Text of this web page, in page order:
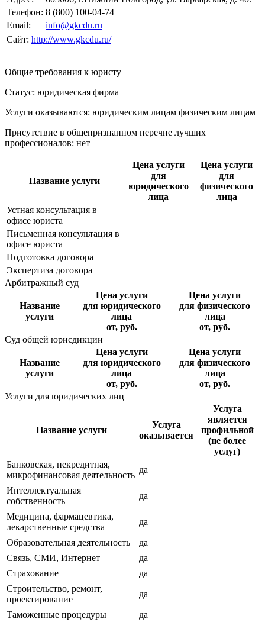
Телефон: 8 (800) 100-04-74
Email:
info@gkcdu.ru
Сайт: http://www.gkcdu.ru/
Общие требования к юристу
Статус: юридическая фирма
Услуги оказываются: юридическим лицам физическим лицам
Присутствие в общепризнанном перечне лучших
профессионалов: нет
Название услуги
Цена услуги
для
юридического
лица
Цена услуги
для
физического
лица
Устная консультация в
офисе юриста
Письменная консультация в
офисе юриста
Подготовка договора
Экспертиза договора
Арбитражный суд
Название
услуги
Цена услуги
для юридического
лица
от, руб.
Цена услуги
для физического
лица
от, руб.
Суд общей юрисдикции
Название
услуги
Цена услуги
для юридического
лица
от, руб.
Цена услуги
для физического
лица
от, руб.
Услуги для юридических лиц
Название услуги
Услуга
оказывается
Услуга
является
профильной
(не более
услуг)
Банковская, некредитная,
микрофинансовая деятельность
да
Интеллектуальная
собственность
да
Медицина, фармацевтика,
лекарственные средства
да
Образовательная деятельность
да
Связь, СМИ, Интернет
да
Страхование
да
Строительство, ремонт,
проектирование
да
Таможенные процедуры
да